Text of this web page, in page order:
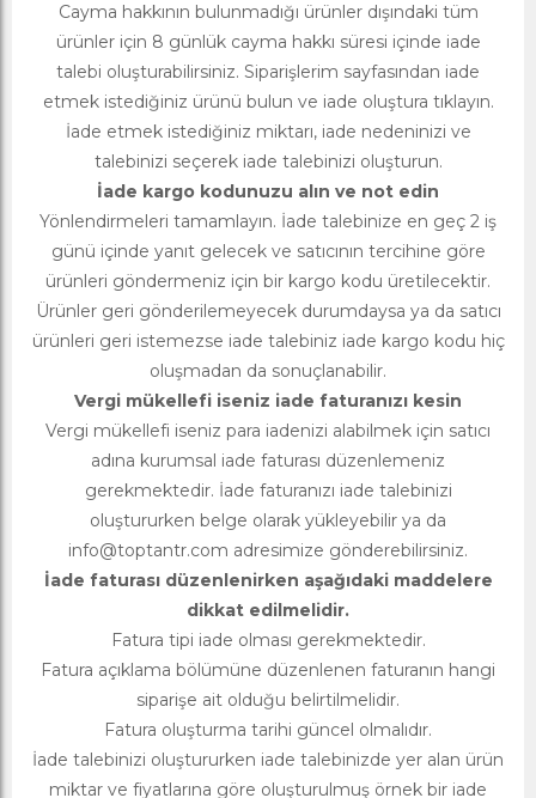
Cayma hakkının bulunmadığı ürünler dışındaki tüm
ürünler için 8 günlük cayma hakkı süresi içinde iade
talebi oluşturabilirsiniz. Siparişlerim sayfasından iade
etmek istediğiniz ürünü bulun ve iade oluştura tıklayın.
İade etmek istediğiniz miktarı, iade nedeninizi ve
talebinizi seçerek iade talebinizi oluşturun.
İade kargo kodunuzu alın ve not edin
Yönlendirmeleri tamamlayın. İade talebinize en geç 2 iş
günü içinde yanıt gelecek ve satıcının tercihine göre
ürünleri göndermeniz için bir kargo kodu üretilecektir.
Ürünler geri gönderilemeyecek durumdaysa ya da satıcı
ürünleri geri istemezse iade talebiniz iade kargo kodu hiç
oluşmadan da sonuçlanabilir.
Vergi mükellefi iseniz iade faturanızı kesin
Vergi mükellefi iseniz para iadenizi alabilmek için satıcı
adına kurumsal iade faturası düzenlemeniz
gerekmektedir. İade faturanızı iade talebinizi
oluştururken belge olarak yükleyebilir ya da
info@toptantr.com adresimize gönderebilirsiniz.
İade faturası düzenlenirken aşağıdaki maddelere
dikkat edilmelidir.
Fatura tipi iade olması gerekmektedir.
Fatura açıklama bölümüne düzenlenen faturanın hangi
siparişe ait olduğu belirtilmelidir.
Fatura oluşturma tarihi güncel olmalıdır.
İade talebinizi oluştururken iade talebinizde yer alan ürün
miktar ve fiyatlarına göre oluşturulmuş örnek bir iade